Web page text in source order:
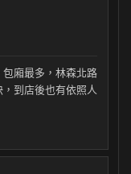
廂最多，林森北路
到店後也有依照人